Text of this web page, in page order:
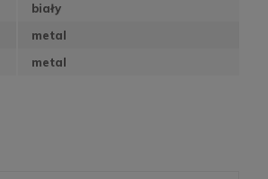
biały
metal
metal